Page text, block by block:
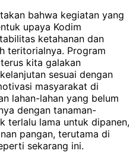
bahwa kegiatan yang
upaya Kodim
ketahanan dan
teritorialnya. Program
kita galakan
sesuai dengan
masyarakat di
lahan-lahan yang belum
dengan tanaman-
terlalu lama untuk dipanen,
pangan, terutama di
sekarang ini.